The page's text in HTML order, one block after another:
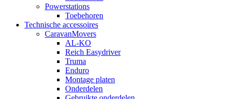
Powerstations
Toebehoren
Technische accessoires
CaravanMovers
AL-KO
Reich Easydriver
Truma
Enduro
Montage platen
Onderdelen